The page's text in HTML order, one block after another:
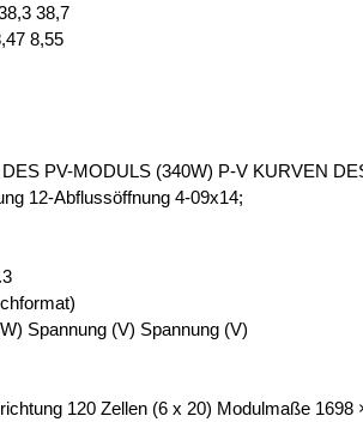
38,7
8,55
PV-MODULS (340W) P-V KURVEN
12-Abflussöffnung 4-09x14;
Spannung (V) Spannung (V)
120 Zellen (6 x 20) Modulmaße